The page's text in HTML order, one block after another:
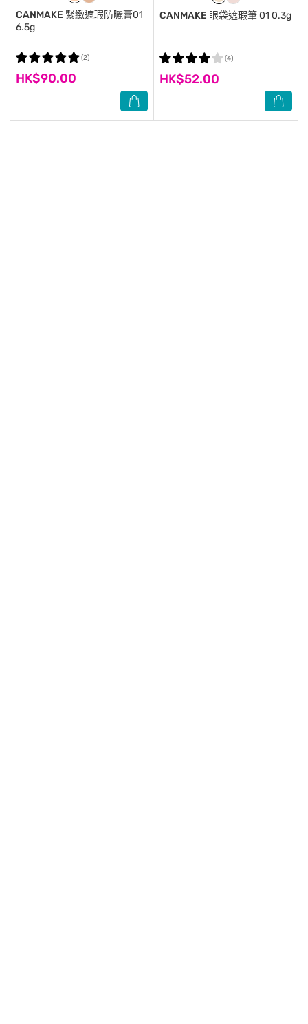
CANMAKE 緊緻遮瑕防曬膏01
6.5g
HK$90.00
(2)
CANMAKE 眼袋遮瑕筆 01 0.3g
HK$52.00
(4)